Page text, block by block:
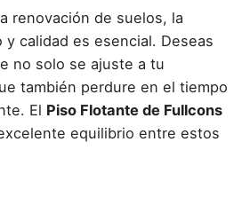
renovación de suelos, la
calidad es esencial. Deseas
no solo se ajuste a tu
también perdure en el tiempo
El Piso Flotante de Fullcons
equilibrio entre estos